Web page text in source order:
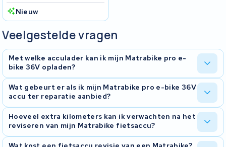
Nieuw
Veelgestelde vragen
Met welke acculader kan ik mijn Matrabike pro e-
bike 36V opladen?
De Matrabike pro e-bike 36V is op te laden met de volgende
laders:
lader DC plug 2.1mm 3A 36V
Wat gebeurt er als ik mijn Matrabike pro e-bike 36V
accu ter reparatie aanbied?
Wanneer u uw Matrabike accu voor reparatie aan ons aanbied,
starten we met een grondige diagnose om de staat van de accu te
bepalen. Op basis van deze diagnose stellen we vast wat er nodig
is om de accu te herstellen. Wij nemen contact met u op om de
Hoeveel extra kilometers kan ik verwachten na het
reviseren van mijn Matrabike fietsaccu?
De toename in kilometers hangt af van de nieuwe capaciteit van